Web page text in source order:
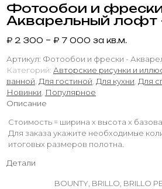
Фотообои и
Акварельный лофт
₽ 2 300 – ₽ 7 000 за кв.м.
Артикул: Фотообои и фрески -
Категорий: Авторские рисунки и
ванной, Для гостиной, Для кухни, Для
Новинки, Популярное
Описание
Стоимость = ширина х высота х
Для заказа укажите необходимые
итоговых размеров полотна.
Детали
BOUNTY, BRILLO, BRILLO